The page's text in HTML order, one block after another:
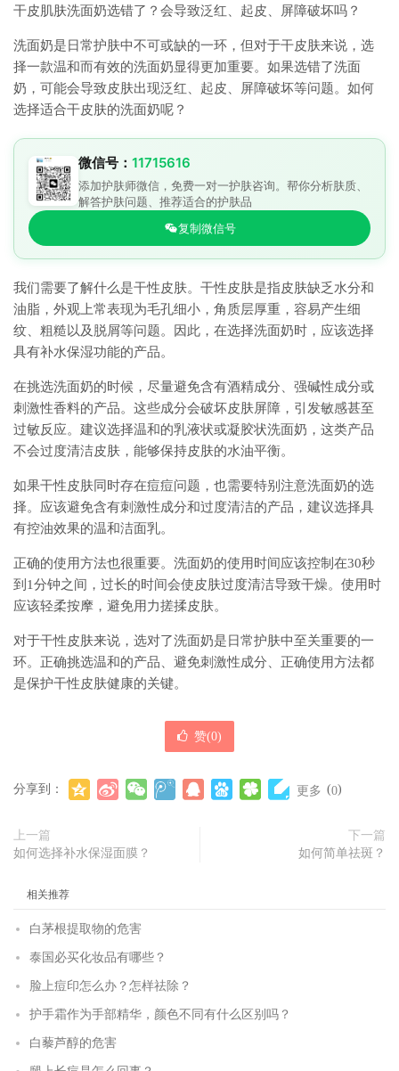
干皮肌肤洗面奶选错了？会导致泛红、起皮、屏障破坏吗？
洗面奶是日常护肤中不可或缺的一环，但对于干皮肤来说，选
择一款温和而有效的洗面奶显得更加重要。如果选错了洗面
奶，可能会导致皮肤出现泛红、起皮、屏障破坏等问题。如何
选择适合干皮肤的洗面奶呢？
微信号： 11715616
添加护肤师微信，免费一对一护肤咨询。帮你分析肤质、
解答护肤问题、推荐适合的护肤品
复制微信号
我们需要了解什么是干性皮肤。干性皮肤是指皮肤缺乏水分和
油脂，外观上常表现为毛孔细小，角质层厚重，容易产生细
纹、粗糙以及脱屑等问题。因此，在选择洗面奶时，应该选择
具有补水保湿功能的产品。
在挑选洗面奶的时候，尽量避免含有酒精成分、强碱性成分或
刺激性香料的产品。这些成分会破坏皮肤屏障，引发敏感甚至
过敏反应。建议选择温和的乳液状或凝胶状洗面奶，这类产品
不会过度清洁皮肤，能够保持皮肤的水油平衡。
如果干性皮肤同时存在痘痘问题，也需要特别注意洗面奶的选
择。应该避免含有刺激性成分和过度清洁的产品，建议选择具
有控油效果的温和洁面乳。
正确的使用方法也很重要。洗面奶的使用时间应该控制在30秒
到1分钟之间，过长的时间会使皮肤过度清洁导致干燥。使用时
应该轻柔按摩，避免用力搓揉皮肤。
对于干性皮肤来说，选对了洗面奶是日常护肤中至关重要的一
环。正确挑选温和的产品、避免刺激性成分、正确使用方法都
是保护干性皮肤健康的关键。
赞(0)
分享到： 更多 (0)
上一篇
如何选择补水保湿面膜？
下一篇
如何简单祛斑？
相关推荐
白茅根提取物的危害
泰国必买化妆品有哪些？
脸上痘印怎么办？怎样祛除？
护手霜作为手部精华，颜色不同有什么区别吗？
白藜芦醇的危害